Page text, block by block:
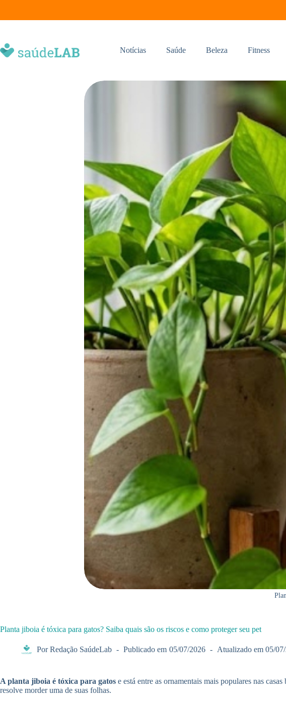
Notícias Saúde Beleza Fitness
Planta jiboia é tóxica para gatos? Saiba quais são os riscos e como proteger seu pet
Por Redação SaúdeLab Publicado em 05/07/2026 Atualizado em 05/
A planta jiboia é tóxica para gatos e está entre as ornamentais mais populares nas
resolve morder uma de suas folhas.